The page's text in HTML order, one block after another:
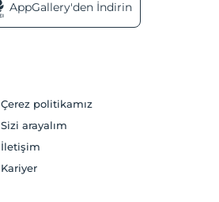
AppGallery'den İndirin
Çerez politikamız
Sizi arayalım
İletişim
Kariyer